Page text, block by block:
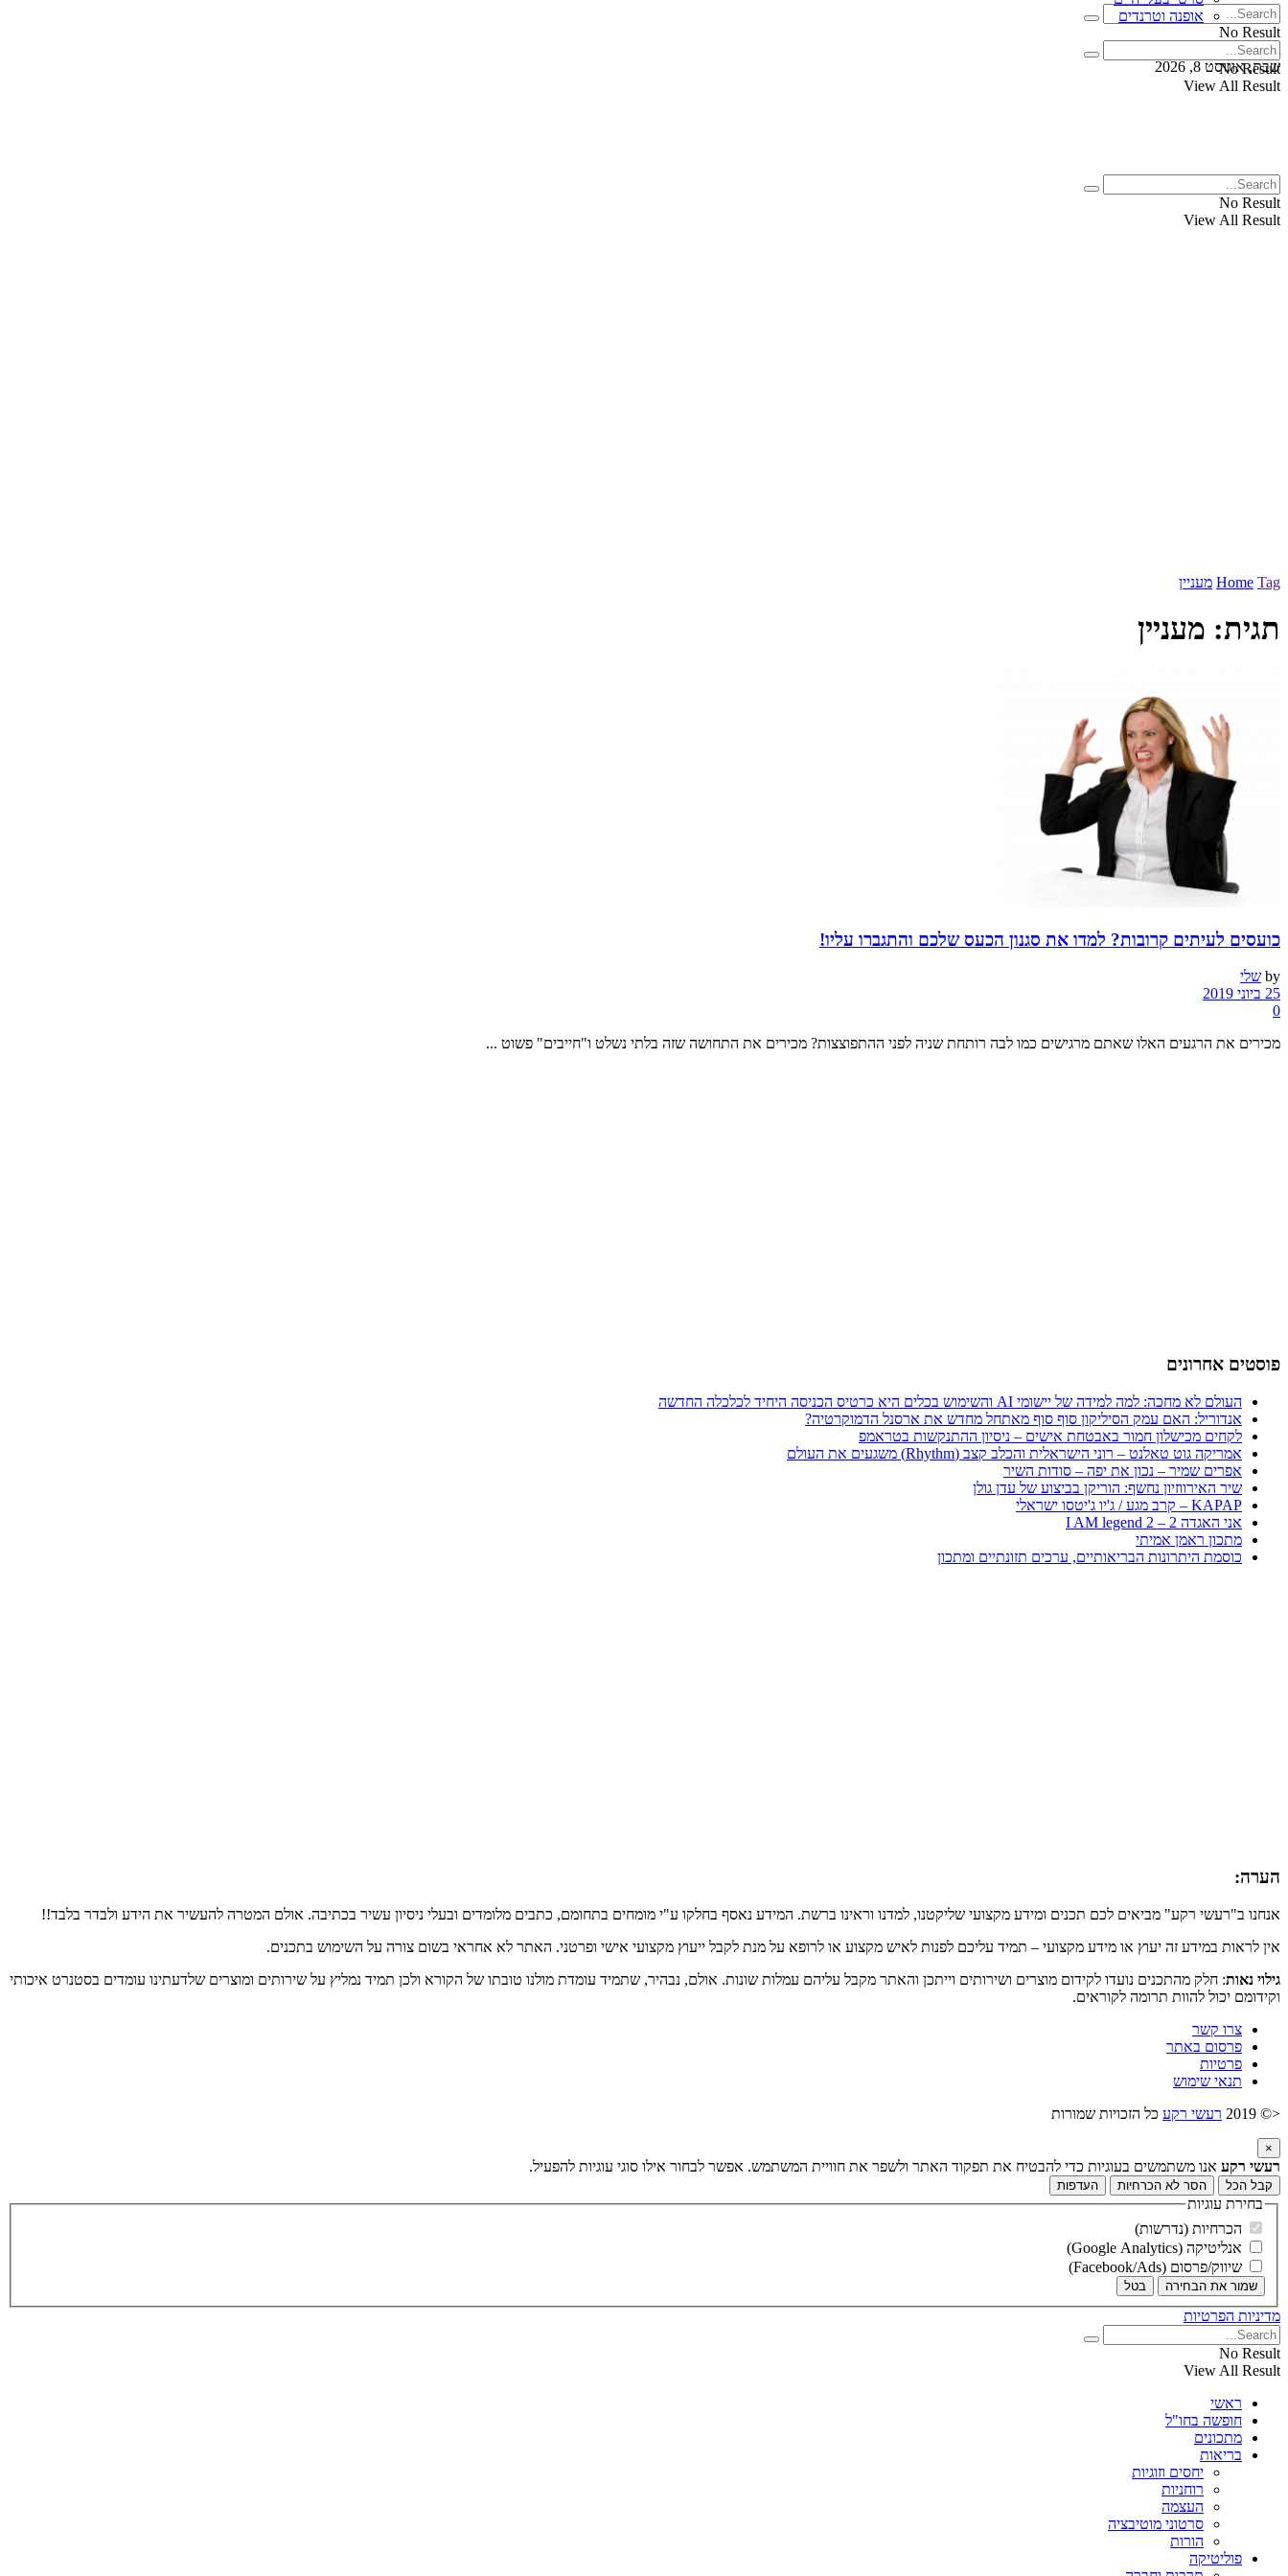
No Result
View All Result
שבת, אוגוסט 8, 2026
אופנה וטרנדים
No Result
View All Result
No Result
View All Result
Home Tag מעניין
תגית: מעניין
כועסים לעיתים קרובות? למדו את סגנון הכעס שלכם והתגברו עליו!
by שלי
25 ביוני 2019
0
מכירים את הרגעים האלו שאתם מרגישים כמו לבה רותחת שניה לפני ההתפוצצות? מכירים את התחושה שזה בלתי נשלט ו"חייבים" פשוט ...
פוסטים אחרונים
העולם לא מחכה: למה למידה של יישומי AI והשימוש בכלים היא כרטיס הכניסה היחיד לכלכלה החדשה
אנדוריל: האם עמק הסיליקון סוף סוף מאתחל מחדש את ארסנל הדמוקרטיה?
לקחים מכישלון חמור באבטחת אישים – ניסיון ההתנקשות בטראמפ
אמריקה גוט טאלנט – רוני הישראלית והכלב קצב (Rhythm) משגעים את העולם
אפרים שמיר – נכון את יפה – סודות השיר
שיר האירווזיון נחשף: הוריקן בביצוע של עדן גולן
KAPAP – קרב מגע / ג'יו ג'יטסו ישראלי
אני האגדה 2 – I AM legend 2
מתכון ראמן אמיתי
כוסמת היתרונות הבריאותיים, ערכים תזונתיים ומתכון
הערה:
אנחנו ב"רעשי רקע" מביאים לכם תכנים ומידע מקצועי שליקטנו, למדנו וראינו ברשת. המידע נאסף בחלקו ע"י מומחים בתחומם, כתבים מלומדים ובעלי ניסיון עשיר בכתיבה. אולם המטרה להעשיר את הידע ולבדר בלבד!!
אין לראות במידע זה יעוץ או מידע מקצועי – תמיד עליכם לפנות לאיש מקצוע או לרופא על מנת לקבל ייעוץ מקצועי אישי ופרטני. האתר לא אחראי בשום צורה על השימוש בתכנים.
גילוי נאות: חלק מהתכנים נועדו לקידום מוצרים ושירותים וייתכן והאתר מקבל עליהם עמלות שונות. אולם, נבהיר, שתמיד עומדת מולנו טובתו של הקורא ולכן תמיד נמליץ על שירותים ומוצרים שלדעתינו עומדים בסטנרט איכותי
וקידומם יכול להוות תרומה לקוראים.
צרו קשר
פרסום באתר
פרטיות
תנאי שימוש
<© 2019
רעשי רקע כל הזכויות שמורות
×
רעשי רקע אנו משתמשים בעוגיות כדי להבטיח את תפקוד האתר ולשפר את חוויית המשתמש. אפשר לבחור אילו סוגי עוגיות להפעיל.
קבל הכל הסר לא הכרחיות העדפות
בחירת עוגיות
הכרחיות (נדרשות)
אנליטיקה (Google Analytics)
שיווק/פרסום (Facebook/Ads)
שמור את הבחירה בטל
מדיניות הפרטיות
No Result
View All Result
ראשי
חופשה בחו"ל
מתכונים
בריאות
יחסים וזוגיות
רוחניות
העצמה
סרטוני מוטיבציה
הורות
פוליטיקה